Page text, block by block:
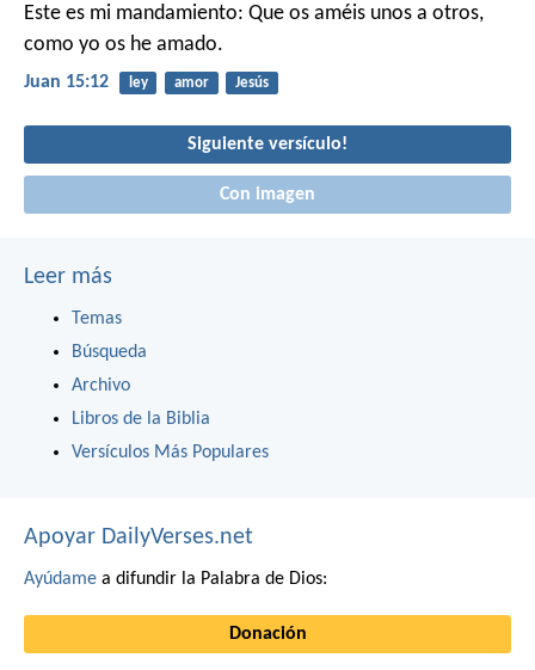
Este es mi mandamiento: Que os améis unos a otros,
como yo os he amado.
Juan 15:12 ley amor Jesús
Siguiente versículo!
Con imagen
Leer más
Temas
Búsqueda
Archivo
Libros de la Biblia
Versículos Más Populares
Apoyar DailyVerses.net
Ayúdame a difundir la Palabra de Dios:
Donación